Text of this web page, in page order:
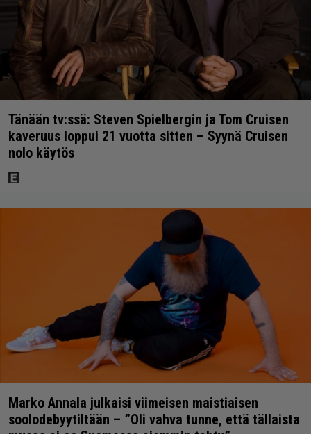
Tänään tv:ssä: Steven Spielbergin ja Tom Cruisen
kaveruus loppui 21 vuotta sitten – Syynä Cruisen
nolo käytös
Marko Annala julkaisi viimeisen maistiaisen
soolodebyytiltään – ”Oli vahva tunne, että tällaista